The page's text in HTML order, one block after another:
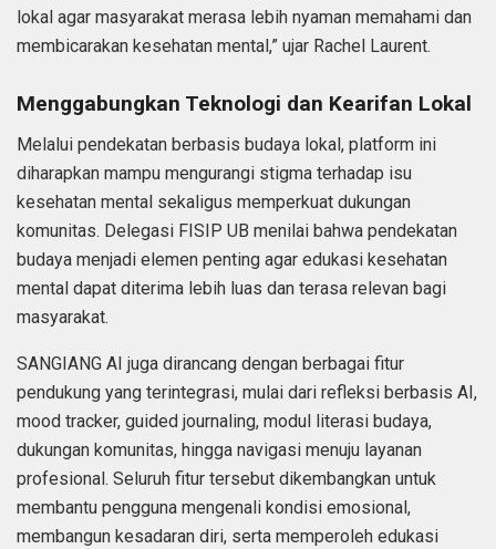
lokal agar masyarakat merasa lebih nyaman memahami dan
membicarakan kesehatan mental,” ujar Rachel Laurent.
Menggabungkan Teknologi dan Kearifan Lokal
Melalui pendekatan berbasis budaya lokal, platform ini
diharapkan mampu mengurangi stigma terhadap isu
kesehatan mental sekaligus memperkuat dukungan
komunitas. Delegasi FISIP UB menilai bahwa pendekatan
budaya menjadi elemen penting agar edukasi kesehatan
mental dapat diterima lebih luas dan terasa relevan bagi
masyarakat.
SANGIANG AI juga dirancang dengan berbagai fitur
pendukung yang terintegrasi, mulai dari refleksi berbasis AI,
mood tracker, guided journaling, modul literasi budaya,
dukungan komunitas, hingga navigasi menuju layanan
profesional. Seluruh fitur tersebut dikembangkan untuk
membantu pengguna mengenali kondisi emosional,
membangun kesadaran diri, serta memperoleh edukasi